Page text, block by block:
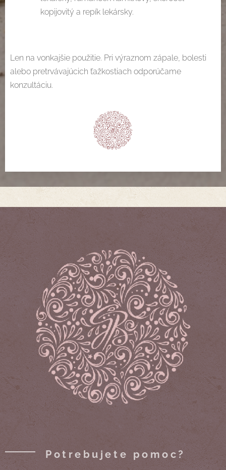
kopijovitý a repík lekársky.
Len na vonkajšie použitie. Pri výraznom zápale, bolesti
alebo pretrvávajúcich ťažkostiach odporúčame
konzultáciu.
Potrebujete pomoc?